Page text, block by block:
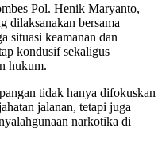
Pol. Henik Maryanto,
dilaksanakan bersama
situasi keamanan dan
kondusif sekaligus
hukum.
tidak hanya difokuskan
jalanan, tetapi juga
narkotika di